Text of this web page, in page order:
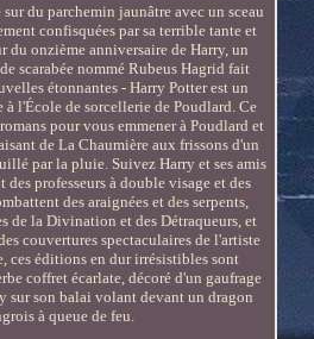
sur du parchemin jaunâtre avec un sceau
confisquées par sa terrible tante et
du onzième anniversaire de Harry, un
scarabée nommé Rubeus Hagrid fait
étonnantes - Harry Potter est un
à l'École de sorcellerie de Poudlard. Ce
pour vous emmener à Poudlard et
de La Chaumière aux frissons d'un
par la pluie. Suivez Harry et ses amis
professeurs à double visage et des
des araignées et des serpents,
de la Divination et des Détraqueurs, et
couvertures spectaculaires de l'artiste
ces éditions en dur irrésistibles sont
coffret écarlate, décoré d'un gaufrage
sur son balai volant devant un dragon
à queue de feu.